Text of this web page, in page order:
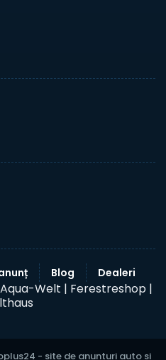
Blog Dealeri
Aqua-Welt | Ferestreshop |
- site de anunturi auto si